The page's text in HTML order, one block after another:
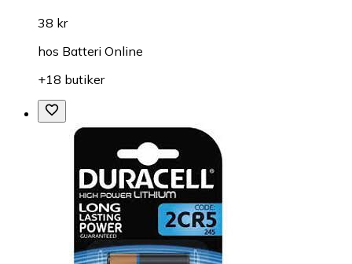
38 kr
hos Batteri Online
+18 butiker